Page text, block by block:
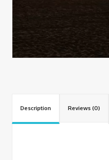
Description Reviews (0)